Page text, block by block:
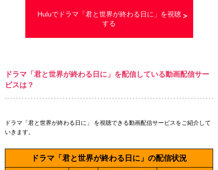
Huluでドラマ「君と世界が終わる日に」を視聴
する
ドラマ「君と世界が終わる日に」を配信している動画配信サー
ビスは？
ドラマ「君と世界が終わる日に」 を視聴できる動画配信サービスをご紹介して
いきます。
ドラマ「君と世界が終わる日に」の配信状況